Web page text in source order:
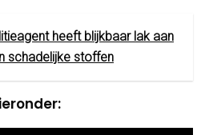
heeft blijkbaar lak aan
schadelijke stoffen